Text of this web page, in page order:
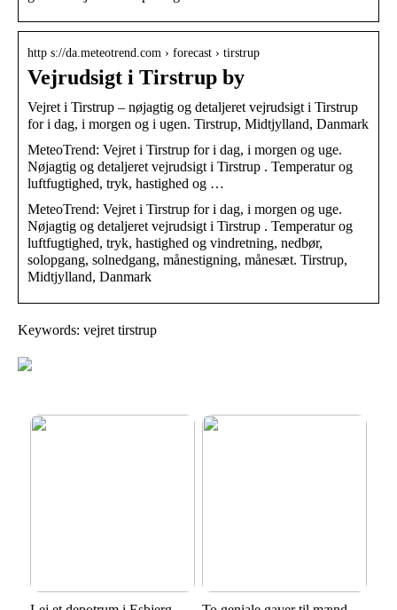
http s://da.meteotrend.com › forecast › tirstrup
Vejrudsigt i Tirstrup by
Vejret i Tirstrup – nøjagtig og detaljeret vejrudsigt i Tirstrup
for i dag, i morgen og i ugen. Tirstrup, Midtjylland, Danmark
MeteoTrend: Vejret i Tirstrup for i dag, i morgen og uge.
Nøjagtig og detaljeret vejrudsigt i Tirstrup . Temperatur og
luftfugtighed, tryk, hastighed og …
MeteoTrend: Vejret i Tirstrup for i dag, i morgen og uge.
Nøjagtig og detaljeret vejrudsigt i Tirstrup . Temperatur og
luftfugtighed, tryk, hastighed og vindretning, nedbør,
solopgang, solnedgang, månestigning, månesæt. Tirstrup,
Midtjylland, Danmark
Keywords: vejret tirstrup